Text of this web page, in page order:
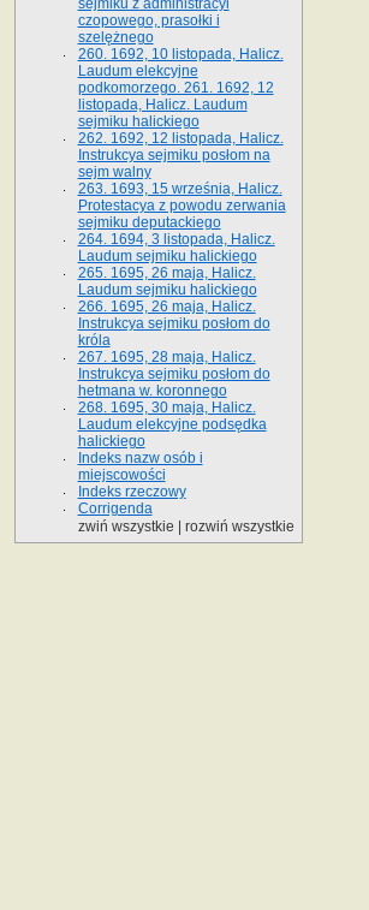
sejmiku z administracyi
czopowego, prasołki i
szelężnego
260. 1692, 10 listopada, Halicz.
Laudum elekcyjne
podkomorzego. 261. 1692, 12
listopada, Halicz. Laudum
sejmiku halickiego
262. 1692, 12 listopada, Halicz.
Instrukcya sejmiku posłom na
sejm walny
263. 1693, 15 września, Halicz.
Protestacya z powodu zerwania
sejmiku deputackiego
264. 1694, 3 listopada, Halicz.
Laudum sejmiku halickiego
265. 1695, 26 maja, Halicz.
Laudum sejmiku halickiego
266. 1695, 26 maja, Halicz.
Instrukcya sejmiku posłom do
króla
267. 1695, 28 maja, Halicz.
Instrukcya sejmiku posłom do
hetmana w. koronnego
268. 1695, 30 maja, Halicz.
Laudum elekcyjne podsędka
halickiego
Indeks nazw osób i
miejscowości
Indeks rzeczowy
Corrigenda
zwiń wszystkie
rozwiń wszystkie